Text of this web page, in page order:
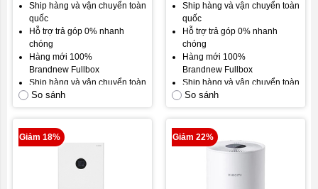
Ship hàng và vận chuyển toàn
quốc
Hỗ trợ trả góp 0% nhanh
chóng
Hàng mới 100%
Brandnew Fullbox
Ship hàng và vận chuyển toàn
quốc
Gói bảo hành mặc định: Bảo
hành 12 tháng, đổi mới trong
30 ngày đầu.
Cam kết hài lòng khách hàng.
So sánh
Ship hàng và vận chuyển toàn
quốc
Hỗ trợ trả góp 0% nhanh
chóng
Hàng mới 100%
Brandnew Fullbox
Ship hàng và vận chuyển toàn
quốc
Gói bảo hành mặc định: Bảo
hành 12 tháng, đổi mới trong
30 ngày đầu.
Cam kết hài lòng khách hàng.
So sánh
Giảm 18% Giảm 22%